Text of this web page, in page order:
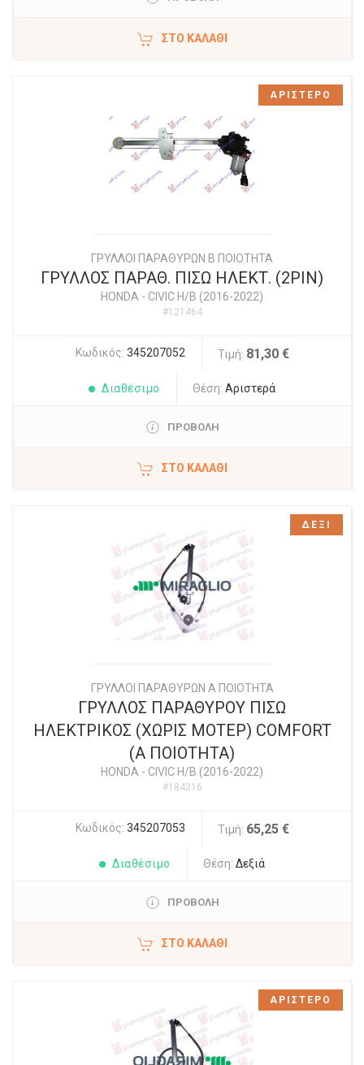
ΣΤΟ ΚΑΛΆΘΙ
ΓΡΥΛΛΟΙ ΠΑΡΑΘΥΡΩΝ Β ΠΟΙΟΤΗΤΑ
ΓΡΥΛΛΟΣ ΠΑΡΑΘ. ΠΙΣΩ ΗΛΕΚΤ. (2PIN)
HONDA - CIVIC H/B (2016-2022)
#121464
Κωδικός: 345207052 Τιμή: 81,30 €
Διαθέσιμο Θέση: Αριστερά
ΠΡΟΒΟΛΗ
ΣΤΟ ΚΑΛΆΘΙ
ΑΡΙΣΤΕΡΟ
ΓΡΥΛΛΟΙ ΠΑΡΑΘΥΡΩΝ Α ΠΟΙΟΤΗΤΑ
ΓΡΥΛΛΟΣ ΠΑΡΑΘΥΡΟΥ ΠΙΣΩ
ΗΛΕΚΤΡΙΚΟΣ (ΧΩΡΙΣ ΜΟΤΕΡ) COMFORT
(Α ΠΟΙΟΤΗΤΑ)
HONDA - CIVIC H/B (2016-2022)
#184216
Κωδικός: 345207053 Τιμή: 65,25 €
Διαθέσιμο Θέση: Δεξιά
ΠΡΟΒΟΛΗ
ΣΤΟ ΚΑΛΆΘΙ
ΔΕΞΙ
ΑΡΙΣΤΕΡΟ